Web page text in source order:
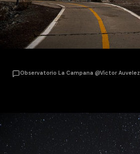
Observatorio La Campana @Víctor Auvelez